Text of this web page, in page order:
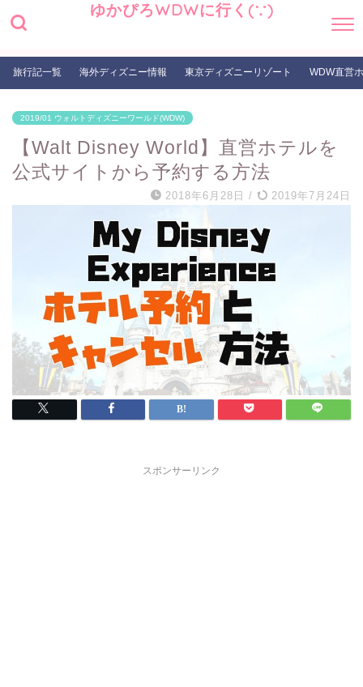
ゆかぴろWDWに行く(∵)
旅行記一覧 海外ディズニー情報 東京ディズニーリゾート WDW直営
2019/01 ウォルトディズニーワールド(WDW)
【Walt Disney World】直営ホテルを
公式サイトから予約する方法
2018年6月28日 / 2019年7月24日
スポンサーリンク